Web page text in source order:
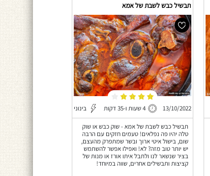
תבשיל כבש לשבת של אמא
13/10/2022 4 שעות ו-35 דקות בינוני
תבשיל כבש לשבת של אמא - שוק כבש או שוק
טלה יהיו פה נפלאים! טעמים חזקים עם הרבה
שום, בישול איטי ארוך ובשר שמתפרק מהעצם,
יש יותר טוב מזה? לא! ואפילו אפשר להשתמש
בציר שנשאר לנו ולתבל איתו אורז או מנות של
קציצות ותבשילים אחרים, שווה במיוחד!